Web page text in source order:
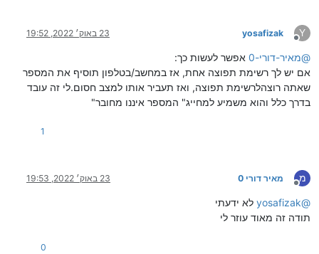
Y
מנותק
yosafizak 23 באוק׳ 2022, 19:52
@מאיר-דורי-0
אפשר לעשות כך:
אם יש לך רשימת תפוצה אחת, אז במחשב/בטלפון תוסיף את המספר
שאתה רוצהלרשימת תפוצה, ואז תעביר אותו למצב חסום.לי זה עובד
בדרך כלל והוא משמיע למחייג" המספר איננו מחובר"
1
מ
מנותק
מאיר דורי 0 23 באוק׳ 2022, 19:53
@
yosafizak לא ידעתי
תודה זה מאוד עוזר לי
0